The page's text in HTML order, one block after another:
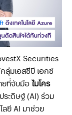
Securities
ลุ่มเอสซีบี เอกซ์
ยที่จับมือไมโคร
ะดิษฐ์ (AI) ร่วม
ลยี AI มาช่วย